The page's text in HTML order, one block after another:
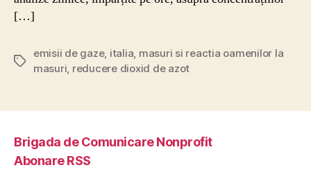
[…]
Etichete
emisii de gaze, italia masuri si reactia oamenilor la
masuri reducere dioxid de azot
Brigada de Comunicare Nonprofit
Abonare RSS